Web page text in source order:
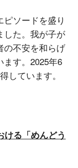
ソードを盛り
した。我が子が
の不安を和らげ
ます。2025年6
しています。
ける「めんどう